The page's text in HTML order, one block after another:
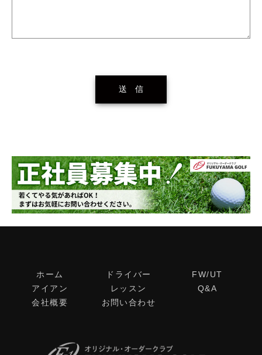
ホーム ドライバー
FW/UT
アイアン
レッスン
Q&A
会社概要
お問い合わせ